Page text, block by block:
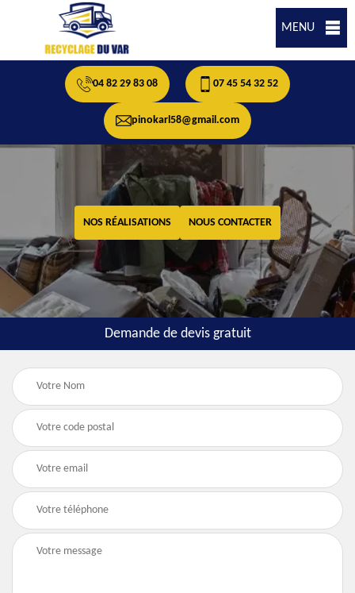
MENU
04 82 29 83 08 07 45 54 32 52
pinokarl58@gmail.com
NOS RÉALISATIONS NOUS CONTACTER
Demande de devis gratuit